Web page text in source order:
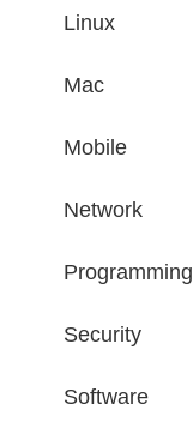
Linux
Mac
Mobile
Network
Programming
Security
Software